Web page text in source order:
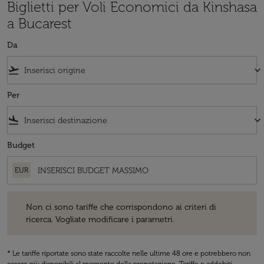
Biglietti per Voli Economici da Kinshasa
a Bucarest
Da
flight_takeoff keyboard_arrow_down
Per
flight_land keyboard_arrow_down
Budget
EUR
Non ci sono tariffe che corrispondono ai criteri di
ricerca. Vogliate modificare i parametri.
* Le tariffe riportate sono state raccolte nelle ultime 48 ore e potrebbero non